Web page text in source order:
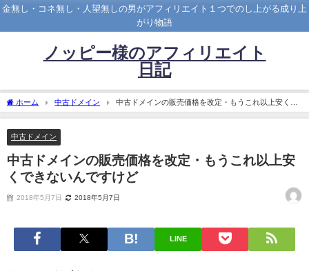
金無し・コネ無し・人望無しの男がアフィリエイト１つでのし上がる成り上
がり物語
ノッピー様のアフィリエイト
日記
ホーム 中古ドメイン
中古ドメインの販売価格を改定・もうこれ以上安くで
きないんですけど
中古ドメイン
中古ドメインの販売価格を改定・もうこれ以上安
くできないんですけど
2018年5月7日 2018年5月7日
LINE